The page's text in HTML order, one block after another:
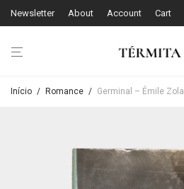
Newsletter About Account Cart
Início / Romance / Germinal – Émile Zola